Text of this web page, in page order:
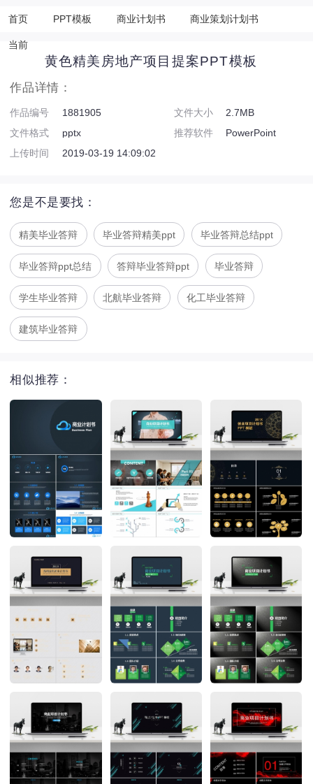
首页 PPT模板 商业计划书 商业策划计划书
当前
黄色精美房地产项目提案PPT模板
作品详情：
作品编号 1881905 文件大小
2.7MB
文件格式
pptx 推荐软件
PowerPoint
上传时间
2019-03-19 14:09:02
您是不是要找：
精美毕业答辩 毕业答辩精美ppt 毕业答辩总结ppt
毕业答辩ppt总结 答辩毕业答辩ppt 毕业答辩
学生毕业答辩 北航毕业答辩 化工毕业答辩
建筑毕业答辩
相似推荐：